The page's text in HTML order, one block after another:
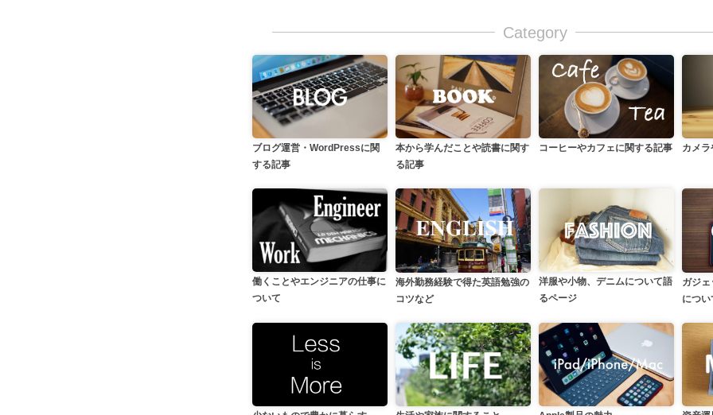
Category
ブログ運営・WordPressに関
する記事
本から学んだことや読書に関す
る記事
コーヒーやカフェに関する記事 カメ
働くことやエンジニアの仕事に
ついて
海外勤務経験で得た英語勉強の
コツなど
洋服や小物、デニムについて語
るページ
ガジ
につい